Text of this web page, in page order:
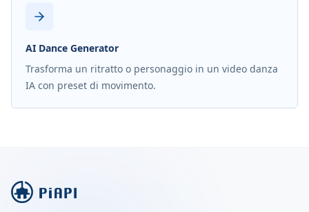
AI Dance Generator
Trasforma un ritratto o personaggio in un video danza
IA con preset di movimento.